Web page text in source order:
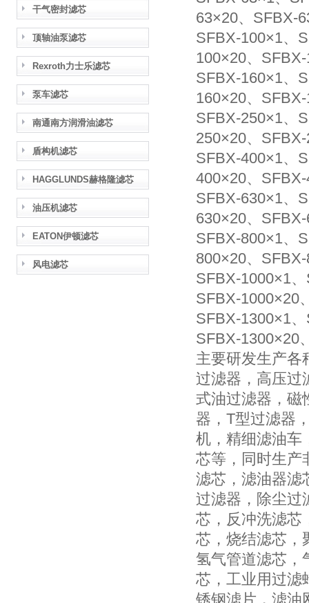
干气密封滤芯
顶轴油泵滤芯
Rexroth力士乐滤芯
泵车滤芯
南通南方润滑油滤芯
盾构机滤芯
HAGGLUNDS赫格隆滤芯
油压机滤芯
EATON伊顿滤芯
风电滤芯
63×20、SFBX-
SFBX-100×1、
100×20、
SFBX-160×1、
160×20、
SFBX-250×1、
250×20、
SFBX-400×1、
400×20、
SFBX-630×1、
630×20、
SFBX-800×1、
800×20、
SFBX-1000×1
SFBX-1000×20
SFBX-1300×1
SFBX-1300×20
主要研发生产各
过滤器，高压过
式油过滤器，磁
器，T型过滤器
机，精细滤油车
芯等，同时生产
滤芯，滤油器滤
过滤器，除尘过
芯，反冲洗滤芯
芯，烧结滤芯，
氢气管道滤芯，
芯，工业用过滤
锈钢滤片，滤油